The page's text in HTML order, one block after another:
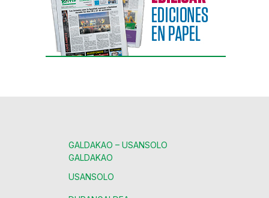
GALDAKAO – USANSOLO
GALDAKAO
USANSOLO